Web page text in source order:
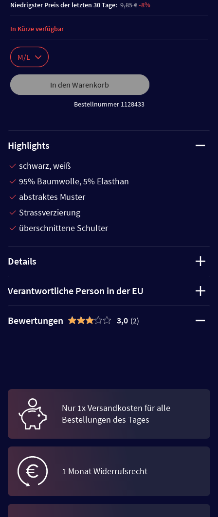
niedrigster Preis der letzten 30 Tage: 9,85 €-8%
M/L
In den Warenkorb
Bestellnummer 1128433
In Kürze verfügbar
Highlights
schwarz, weiß
95% Baumwolle, 5% Elasthan
abstraktes Muster
Strassverzierung
überschnittene Schulter
Details
Verantwortliche Person in der EU
Bewertungen 3,0 (2)
Nur 1x Versandkosten für alle
Bestellungen des Tages
1 Monat Widerrufsrecht